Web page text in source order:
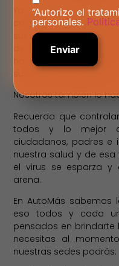
Ya que conoces cómo
carro, dónde
suficiente o preferir
avanzada, también
hacer antes de salir:
suspensión y alineación.
Nosotros también lo
Recuerda que
todos y lo mejor
ciudadanos, padres e
nuestra salud y de
el virus se esparza y
arena.
En AutoMás
eso todos y cada
pensados en
necesitas al
nuestras sedes podrás:
“Autorizo el
personales.